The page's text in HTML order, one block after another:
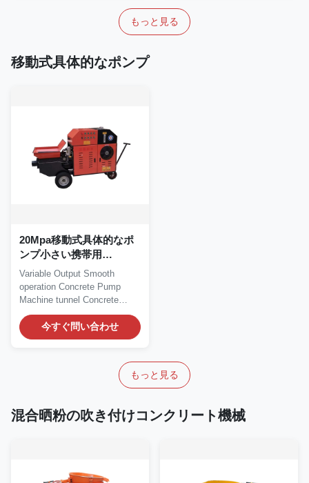
もっと見る
移動式具体的なポンプ
20Mpa移動式具体的なポ
ンプ小さい携帯用
Pumpcreteの可変的な出
力
Variable Output Smooth
operation Concrete Pump
Machine tunnel Concrete
Pump Machine Working...
今すぐ問い合わせ
もっと見る
混合晒粉の吹き付けコンクリート機械